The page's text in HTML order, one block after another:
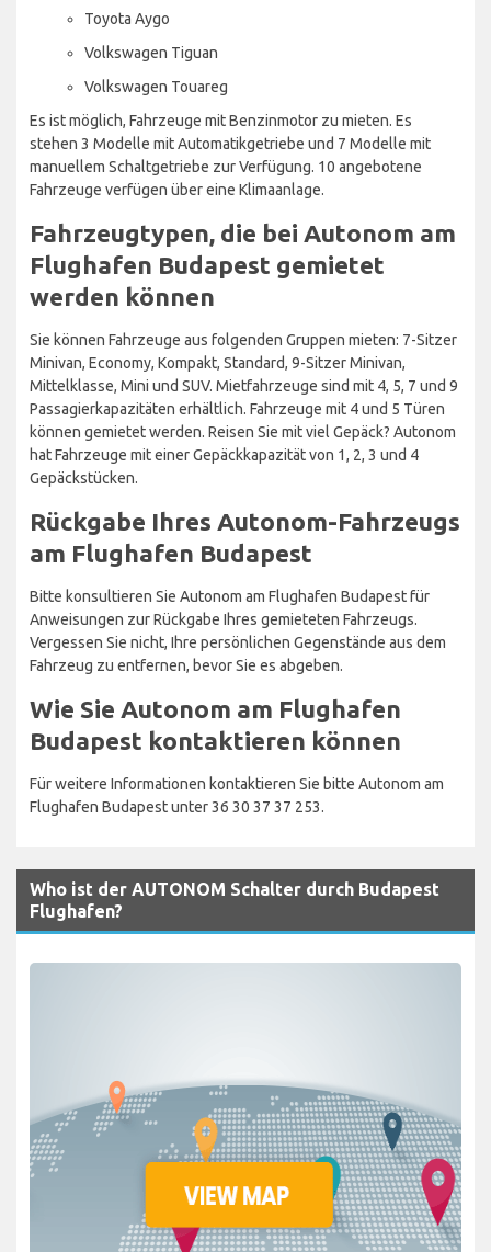
Toyota Aygo
Volkswagen Tiguan
Volkswagen Touareg
Es ist möglich, Fahrzeuge mit Benzinmotor zu mieten. Es
stehen 3 Modelle mit Automatikgetriebe und 7 Modelle mit
manuellem Schaltgetriebe zur Verfügung. 10 angebotene
Fahrzeuge verfügen über eine Klimaanlage.
Fahrzeugtypen, die bei Autonom am
Flughafen Budapest gemietet
werden können
Sie können Fahrzeuge aus folgenden Gruppen mieten: 7-Sitzer
Minivan, Economy, Kompakt, Standard, 9-Sitzer Minivan,
Mittelklasse, Mini und SUV. Mietfahrzeuge sind mit 4, 5, 7 und 9
Passagierkapazitäten erhältlich. Fahrzeuge mit 4 und 5 Türen
können gemietet werden. Reisen Sie mit viel Gepäck? Autonom
hat Fahrzeuge mit einer Gepäckkapazität von 1, 2, 3 und 4
Gepäckstücken.
Rückgabe Ihres Autonom-Fahrzeugs
am Flughafen Budapest
Bitte konsultieren Sie Autonom am Flughafen Budapest für
Anweisungen zur Rückgabe Ihres gemieteten Fahrzeugs.
Vergessen Sie nicht, Ihre persönlichen Gegenstände aus dem
Fahrzeug zu entfernen, bevor Sie es abgeben.
Wie Sie Autonom am Flughafen
Budapest kontaktieren können
Für weitere Informationen kontaktieren Sie bitte Autonom am
Flughafen Budapest unter 36 30 37 37 253.
Who ist der AUTONOM Schalter durch Budapest
Flughafen?